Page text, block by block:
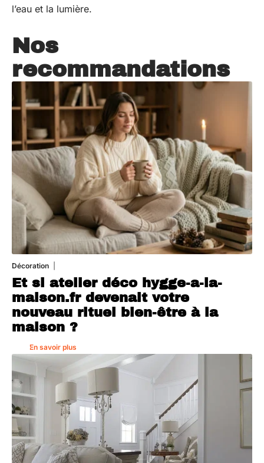
l’eau et la lumière.
Nos
recommandations
Décoration
Et si atelier déco hygge-a-la-
maison.fr devenait votre
nouveau rituel bien-être à la
maison ?
En savoir plus